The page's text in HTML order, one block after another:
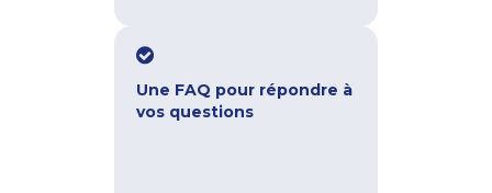
Une FAQ pour répondre à
vos questions